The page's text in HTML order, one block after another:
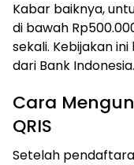
Kabar baiknya,
di bawah
sekali. Kebijakan
dari Bank Indonesia.
Cara
QRIS
Setelah